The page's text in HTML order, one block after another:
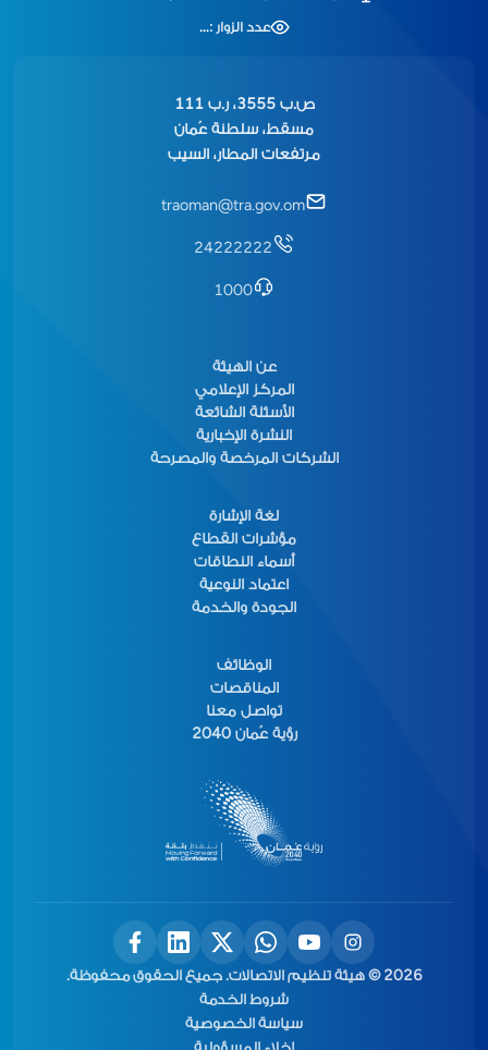
عدد الزوار :...
ص.ب 3555، ر.ب 111
مسقط، سلطنة عُمان
مرتفعات المطار، السيب
traoman@tra.gov.om
24222222
1000
عن الهيئة
المركز الإعلامي
الأسئلة الشائعة
النشرة الإخبارية
الشركات المرخصة والمصرحة
لغة الإشارة
مؤشرات القطاع
أسماء النطاقات
اعتماد النوعية
الجودة والخدمة
الوظائف
المناقصات
تواصل معنا
رؤية عُمان 2040
2026 © هيئة تنظيم الاتصالات. جميع الحقوق محفوظة.
شروط الخدمة
سياسة الخصوصية